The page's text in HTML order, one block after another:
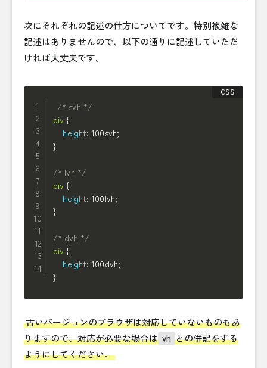
次にそれぞれの記述の仕方についてです。特別複雑な
記述はありませんので、以下の通りに記述していただ
ければ大丈夫です。
/* svh */
div {
height: 100svh;
}
/* lvh */
div {
height: 100lvh;
}
/* dvh */
div {
height: 100dvh;
}
古いバージョンのブラウザは対応していないものもあ
りますので、対応が必要な場合は vh との併記をする
ようにしてください。